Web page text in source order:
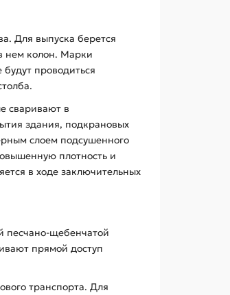
Для выпуска берется
нем колон. Марки
проводиться
сваривают в
здания, подкрановых
слоем подсушенного
плотность и
в ходе заключительных
песчано-щебенчатой
прямой доступ
транспорта. Для